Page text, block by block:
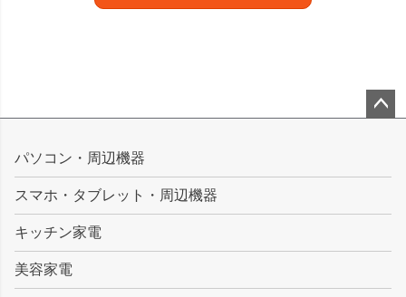
ップ
パソコン・周辺機器
スマホ・タブレット・周辺機器
キッチン家電
美容家電